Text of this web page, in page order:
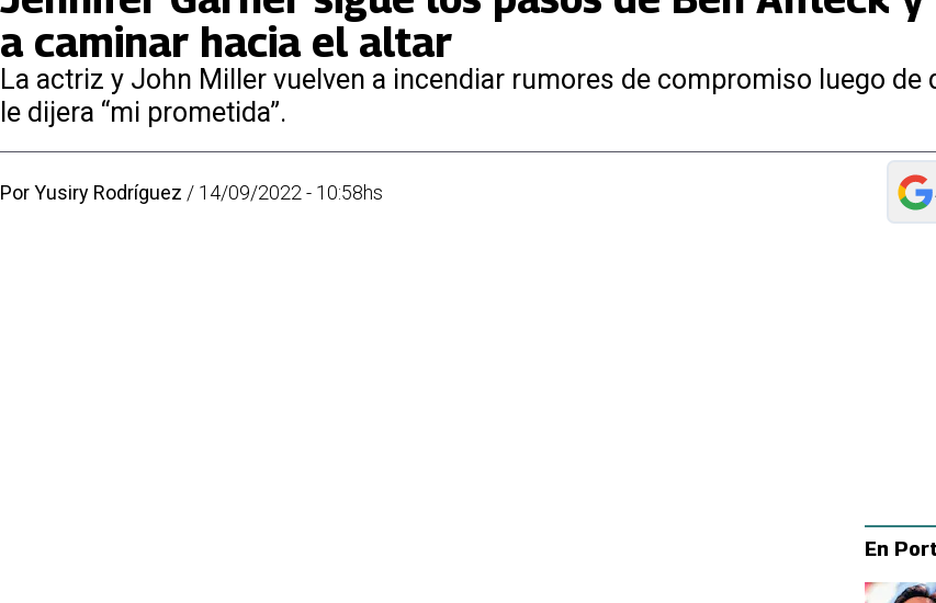
a caminar hacia el altar
La actriz y John Miller vuelven a incendiar rumores de compromiso luego de
le dijera “mi prometida”.
PorYusiry Rodríguez / 14/09/2022 - 10:58hs abre
En